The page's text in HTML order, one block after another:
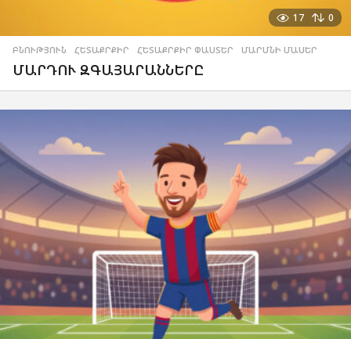
17 0
ԲՆՈՒԹՅՈՒՆ ,ՀԵՏԱՔՐՔԻՐ ,ՀԵՏԱՔՐՔԻՐ ՓԱՍՏԵՐ ,ՄԱՐՄՆԻ ՄԱՍԵՐ
ՄԱՐԴՈՒ ԶԳԱՅԱՐԱՆՆԵՐԸ